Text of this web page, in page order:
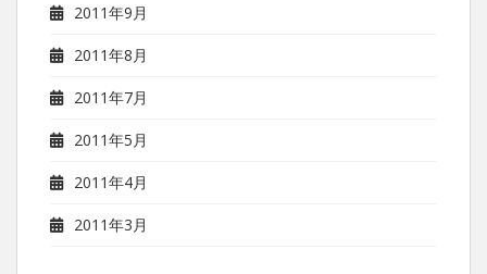
2011年9月
2011年8月
2011年7月
2011年5月
2011年4月
2011年3月